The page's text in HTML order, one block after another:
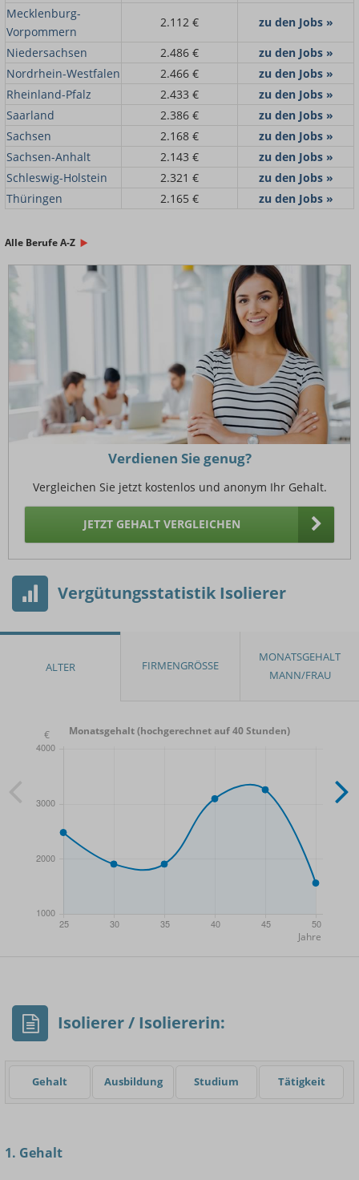
Mecklenburg-
Vorpommern
2.112 €
zu den Jobs »
Niedersachsen
2.486 €
zu den Jobs »
Nordrhein-Westfalen
2.466 €
zu den Jobs »
Rheinland-Pfalz
2.433 €
zu den Jobs »
Saarland
2.386 €
zu den Jobs »
Sachsen
2.168 €
zu den Jobs »
Sachsen-Anhalt
2.143 €
zu den Jobs »
Schleswig-Holstein
2.321 €
zu den Jobs »
Thüringen
2.165 € zu den Jobs »
Alle Berufe A-Z
Verdienen Sie genug?
Vergleichen Sie jetzt kostenlos und anonym Ihr Gehalt.
JETZT GEHALT VERGLEICHEN
Vergütungsstatistik Isolierer
Monatsgehalt (hochgerechnet auf 40 Stunden)
Isolierer / Isoliererin:
Gehalt Ausbildung Studium Tätigkeit
1. Gehalt